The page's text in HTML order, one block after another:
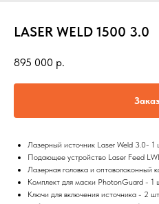
LASER WELD 1500 3.0
895 000 р.
Лазерный источник Laser Weld 3.0- 1
Подающее устройство Laser Feed
Лазерная головка и оптоволоконный
Комплект для маски PhotonGuard - 1
Ключи для включения источника - 2